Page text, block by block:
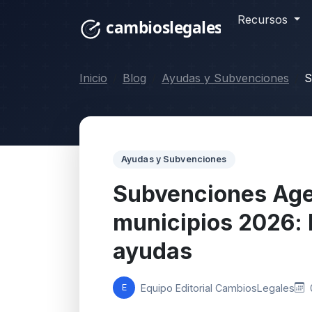
Recursos
Inicio Blog Ayudas y Subvenciones
Ayudas y Subvenciones
Subvenciones
municipios 2026:
ayudas
E Equipo Editorial CambiosLegales